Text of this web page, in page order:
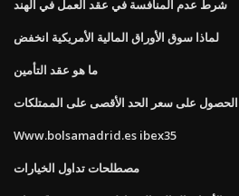
شرط عدم المنافسة في عقد العمل في الهند
لماذا سوق الأوراق المالية الأمريكية انخفض
ما هو عقد التأمين
الحصول على سعر الحد الأقصى على الممتلكات
Www.bolsamadrid.es ibex35
مصطلحات تداول الخيارات